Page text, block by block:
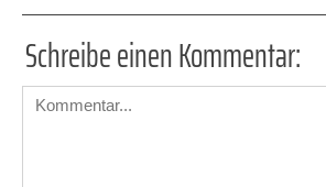
Schreibe einen Kommentar: